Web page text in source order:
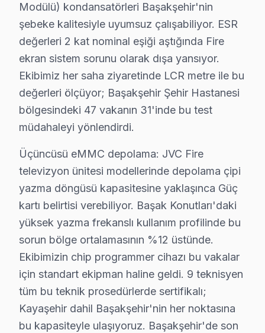
Başakşehir'de JVC Servis Ne Kadar? 2025
Başakşehir'de JVC panel tamir maliyetini merak
Başakşehir arıza türüne göre tamir bedelleri (2025):
• Anakart tamiri/değişimi: ₺500 – ₺1.800
• T-Con kartı değişimi: ₺350 – ₺900
• Panel (ekran) değişimi: ₺1.500 – ₺8.000 (boyut ve
• Yazılım güncelleme ve hata giderme: ₺200 – ₺500
• LED backlight tamiri: ₺500 – ₺2.000
• Güç kartı (power board) tamiri: ₺400 – ₺1.200
• Kapasitör değişimi (anakart): ₺250 – ₺600
• Ses kartı/hoparlör tamiri: ₺300 – ₺700
Başakşehir'de fiyata dahil olanlar:
• Arıza tespiti (teşhis)
• İşçilik maliyeti
• 2 yıl garanti (parça + işçilik)
• Sigortalı taşıma (gerekirse)
Başakşehir'da JVC akıllı TV için fiyat almak:
Modülü) kondansatörleri Başakşehir'nin
şebeke kalitesiyle uyumsuz çalışabiliyor. ESR
değerleri 2 kat nominal eşiği aştığında Fire
ekran sistem sorunu olarak dışa yansıyor.
Ekibimiz her saha ziyaretinde LCR metre ile bu
değerleri ölçüyor; Başakşehir Şehir Hastanesi
bölgesindeki 47 vakanın 31'inde bu test
müdahaleyi yönlendirdi.
Üçüncüsü eMMC depolama: JVC Fire
televizyon ünitesi modellerinde depolama çipi
yazma döngüsü kapasitesine yaklaşınca Güç
kartı belirtisi verebiliyor. Başak Konutları'daki
yüksek yazma frekanslı kullanım profilinde bu
sorun bölge ortalamasının %12 üstünde.
Ekibimizin chip programmer cihazı bu vakalar
için standart ekipman haline geldi. 9 teknisyen
tüm bu teknik prosedürlerde sertifikalı;
Kayaşehir dahil Başakşehir'nin her noktasına
bu kapasiteyle ulaşıyoruz. Başakşehir'de son